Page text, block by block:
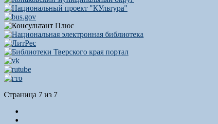
Страница 7 из 7